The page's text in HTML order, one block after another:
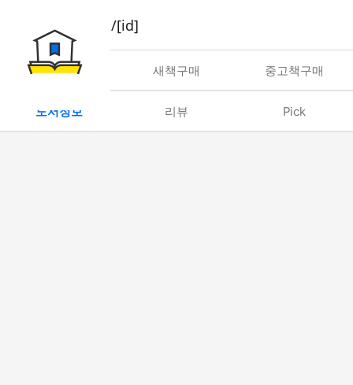
book/rent/[id]
대여 새책구매 중고책구매
도서정보 리뷰 Pick